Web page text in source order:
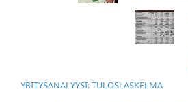
YRITYSANALYYSI: TULOSLASKELMA